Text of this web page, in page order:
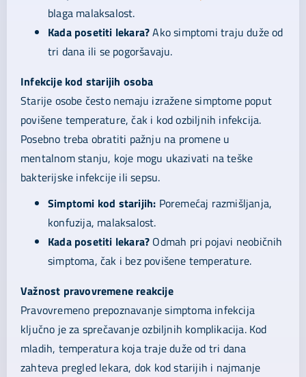
blaga malaksalost.
Kada posetiti lekara?Ako simptomi traju duže od
tri dana ili se pogoršavaju.
Infekcije kod starijih osoba
Starije osobe često nemaju izražene simptome poput
povišene temperature, čak i kod ozbiljnih infekcija.
Posebno treba obratiti pažnju na promene u
mentalnom stanju, koje mogu ukazivati na teške
bakterijske infekcije ili sepsu.
Simptomi kod starijih: Poremećaj razmišljanja,
konfuzija, malaksalost.
Kada posetiti lekara? Odmah pri pojavi neobičnih
simptoma, čak i bez povišene temperature.
Važnost pravovremene reakcije
Pravovremeno prepoznavanje simptoma infekcija
ključno je za sprečavanje ozbiljnih komplikacija. Kod
mladih, temperatura koja traje duže od tri dana
zahteva pregled lekara, dok kod starijih i najmanje